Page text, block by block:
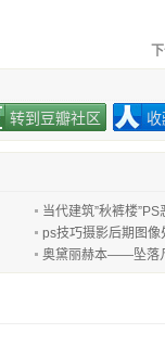
转到豆瓣社区
当代建筑”秋裤楼”PS
ps技巧摄影后期图像
奥黛丽赫本——坠落